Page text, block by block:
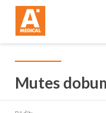
Mutes